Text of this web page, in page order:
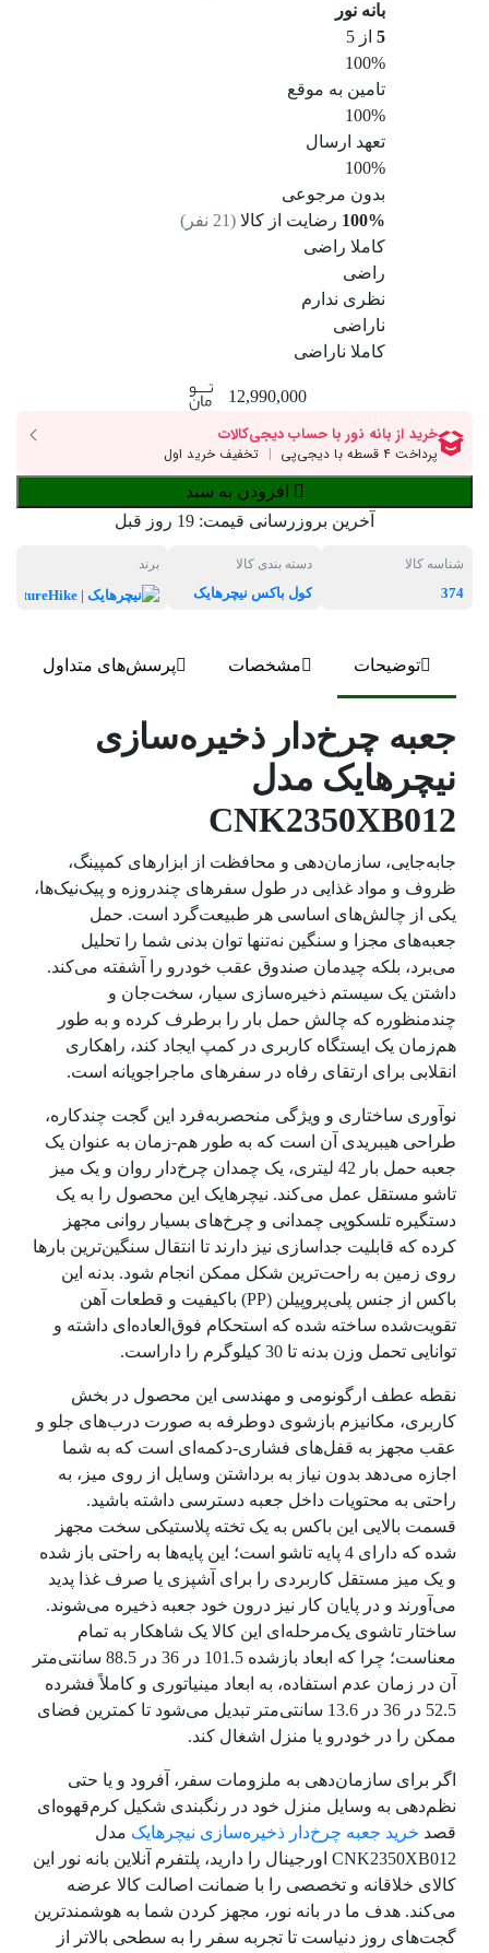
بانه نور
5 از 5
100%
تامین به موقع
100%
تعهد ارسال
100%
بدون مرجوعی
100% رضایت از کالا (
21 نفر)
کاملا راضی
راضی
نظری ندارم
ناراضی
کاملا ناراضی
12,990,000
افزودن به سبد
آخرین بروزرسانی قیمت: 19 روز قبل
شناسه کالا
374
دسته بندی کالا
کول باکس نیچرهایک
برند
توضیحات مشخصات پرسش‌های متداول
جعبه چرخ‌دار ذخیره‌سازی
نیچرهایک مدل
CNK2350XB012
جابه‌جایی، سازمان‌دهی و محافظت از ابزارهای کمپینگ،
ظروف و مواد غذایی در طول سفرهای چندروزه و پیک‌نیک‌ها،
یکی از چالش‌های اساسی هر طبیعت‌گرد است. حمل
جعبه‌های مجزا و سنگین نه‌تنها توان بدنی شما را تحلیل
می‌برد، بلکه چیدمان صندوق عقب خودرو را آشفته می‌کند.
داشتن یک سیستم ذخیره‌سازی سیار، سخت‌جان و
چندمنظوره که چالش حمل بار را برطرف کرده و به طور
هم‌زمان یک ایستگاه کاربری در کمپ ایجاد کند، راهکاری
انقلابی برای ارتقای رفاه در سفرهای ماجراجویانه است.
نوآوری ساختاری و ویژگی منحصربه‌فرد این گجت چندکاره،
طراحی هیبریدی آن است که به طور هم-زمان به عنوان یک
جعبه حمل بار 42 لیتری، یک چمدان چرخ‌دار روان و یک میز
تاشو مستقل عمل می‌کند. نیچرهایک این محصول را به یک
دستگیره تلسکوپی چمدانی و چرخ‌های بسیار روانی مجهز
کرده که قابلیت جداسازی نیز دارند تا انتقال سنگین‌ترین بارها
روی زمین به راحت‌ترین شکل ممکن انجام شود. بدنه این
باکس از جنس پلی‌پروپیلن (PP) باکیفیت و قطعات آهن
تقویت‌شده ساخته شده که استحکام فوق‌العاده‌ای داشته و
توانایی تحمل وزن بدنه تا 30 کیلوگرم را داراست.
نقطه عطف ارگونومی و مهندسی این محصول در بخش
کاربری، مکانیزم بازشوی دوطرفه به صورت درب‌های جلو و
عقب مجهز به قفل‌های فشاری-دکمه‌ای است که به شما
اجازه می‌دهد بدون نیاز به برداشتن وسایل از روی میز، به
راحتی به محتویات داخل جعبه دسترسی داشته باشید.
قسمت بالایی این باکس به یک تخته پلاستیکی سخت مجهز
شده که دارای 4 پایه تاشو است؛ این پایه‌ها به راحتی باز شده
و یک میز مستقل کاربردی را برای آشپزی یا صرف غذا پدید
می‌آورند و در پایان کار نیز درون خود جعبه ذخیره می‌شوند.
ساختار تاشوی یک‌مرحله‌ای این کالا یک شاهکار به تمام
معناست؛ چرا که ابعاد بازشده 101.5 در 36 در 88.5 سانتی‌متر
آن در زمان عدم استفاده، به ابعاد مینیاتوری و کاملاً فشرده
52.5 در 36 در 13.6 سانتی‌متر تبدیل می‌شود تا کمترین فضای
ممکن را در خودرو یا منزل اشغال کند.
اگر برای سازمان‌دهی به ملزومات سفر، آفرود و یا حتی
نظم‌دهی به وسایل منزل خود در رنگبندی شکیل کرم‌قهوه‌ای
قصد خرید جعبه چرخ‌دار ذخیره‌سازی نیچرهایک مدل
CNK2350XB012 اورجینال را دارید، پلتفرم آنلاین بانه نور این
کالای خلاقانه و تخصصی را با ضمانت اصالت کالا عرضه
می‌کند. هدف ما در بانه نور، مجهز کردن شما به هوشمندترین
گجت‌های روز دنیاست تا تجربه سفر را به سطحی بالاتر از